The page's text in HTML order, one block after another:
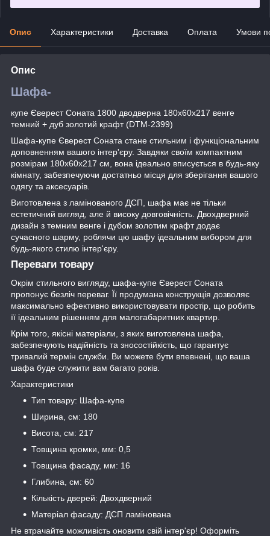
Опис Характеристики Доставка Оплата Умови
Опис
Шафа-
купе Єверест Соната 1800 дводверна 180х60х217 венге
темний + дуб золотий крафт (DTM-2399)
Шафа-купе Єверест Соната стане стильним і функціональним
доповненням вашого інтер'єру. Завдяки своїм компактним
розмірам 180х60х217 см, вона ідеально вписується в будь-яку
кімнату, забезпечуючи достатньо місця для зберігання вашого
одягу та аксесуарів.
Виготовлена з ламінованого ДСП, шафа має не тільки
естетичний вигляд, але й високу довговічність. Двохдверний
дизайн з темним венге і дубом золотим крафт додає
сучасного шарму, роблячи цю шафу ідеальним вибором для
будь-якого стилю інтер'єру.
Переваги товару
Окрім стильного вигляду, шафа-купе Єверест Соната
пропонує безліч переваг. Її продумана конструкція дозволяє
максимально ефективно використовувати простір, що робить
її ідеальним рішенням для малогабаритних квартир.
Крім того, якісні матеріали, з яких виготовлена шафа,
забезпечують надійність та зносостійкість, що гарантує
тривалий термін служби. Ви можете бути впевнені, що ваша
шафа буде служити вам багато років.
Характеристики
Тип товару: Шафа-купе
Ширина, см: 180
Висота, см: 217
Товщина кромки, мм: 0,5
Товщина фасаду, мм: 16
Глибина, см: 60
Кількість дверей: Двохдверний
Матеріал фасаду: ДСП ламінована
Не втрачайте можливість оновити свій інтер'єр! Оформіть